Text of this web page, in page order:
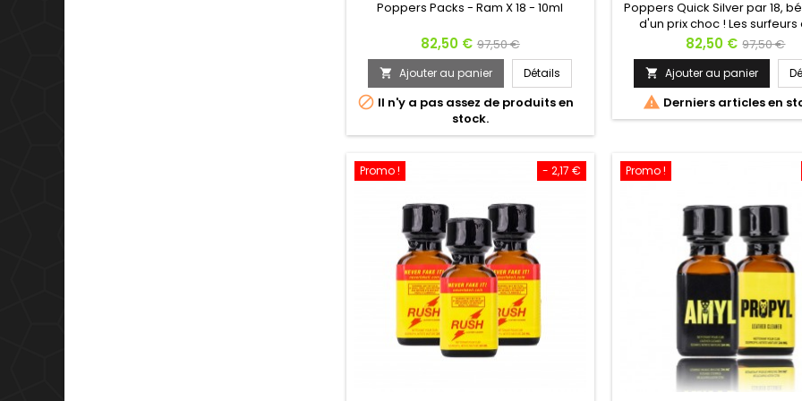
Poppers Packs - Ram X 18 - 10ml
Prix
82,50 € Prix
de
base
97,50 €
 Ajouter au panier Détails
 Il n'y a pas assez de produits en
stock.
Poppers Quick Silver par 18,
d'un prix choc ! Les surfeurs
vagabonds de l'amour se
approprié le POPPERS QUICK
C'est un Poppers cool et
planant. Le QUICK SILVER a le
transformer une soirée feu de
Saucisses – Guitare sur la
Prix
82,50 € Prix
de
base
97,50 €
 Ajouter au panier
 Derniers articles en
- 2,17 €
Promo ! Promo !